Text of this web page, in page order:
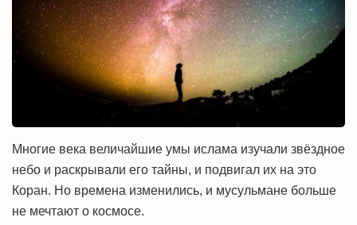
Многие века величайшие умы ислама изучали звёздное
небо и раскрывали его тайны, и подвигал их на это
Коран. Но времена изменились, и мусульмане больше
не мечтают о космосе.